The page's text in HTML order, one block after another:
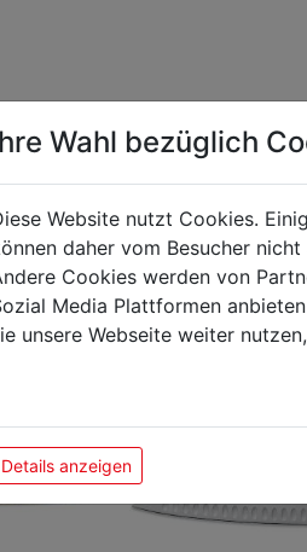
Das
Wahl bezüglich
Website nutzt Cookies.
daher vom Besucher
Cookies werden von
Media Plattformen
unsere Webseite weiter
Details anzeigen